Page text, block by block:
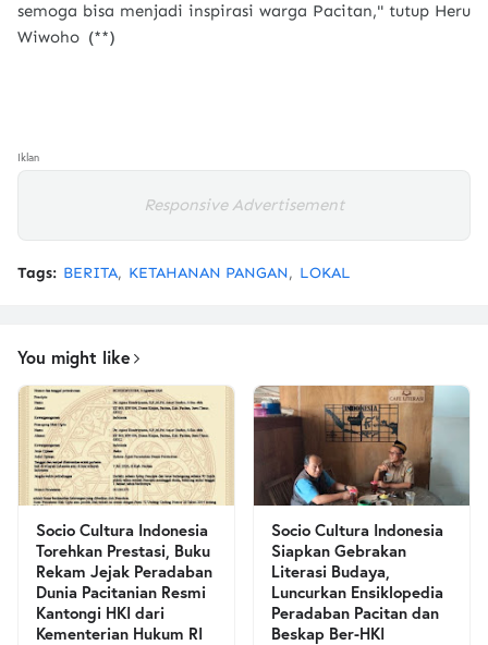
semoga bisa menjadi inspirasi warga Pacitan," tutup Heru
Wiwoho (**)
Iklan
Responsive Advertisement
Tags: BERITA KETAHANAN PANGAN LOKAL
You might like
Socio Cultura Indonesia
Torehkan Prestasi, Buku
Rekam Jejak Peradaban
Dunia Pacitanian Resmi
Kantongi HKI dari
Kementerian Hukum RI
Socio Cultura Indonesia
Siapkan Gebrakan
Literasi Budaya,
Luncurkan Ensiklopedia
Peradaban Pacitan dan
Beskap Ber-HKI